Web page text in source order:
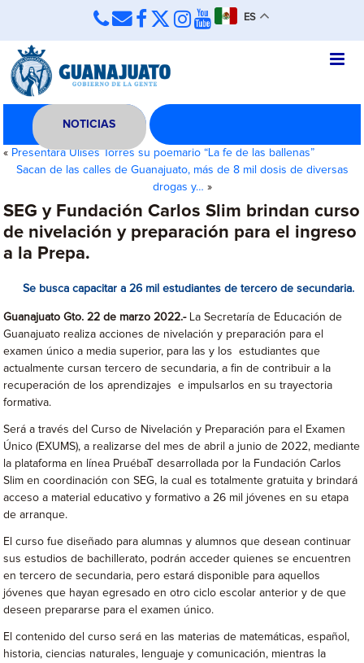
ES
NOTICIAS
« Presentará Ulises Torres su poemario “La fe de las ballenas”
Sacan de las calles de Guanajuato, más de 8 mil dosis de diversas
drogas y… »
SEG y Fundación Carlos Slim brindan curso
de nivelación y preparación para el ingreso
a la Prepa.
Se busca capacitar a 26 mil estudiantes de tercero de secundaria.
Guanajuato Gto. 22 de marzo 2022.-La Secretaría de Educación de
Guanajuato realiza acciones de nivelación y preparación para el
examen único a media superior, para las y los estudiantes que
actualmente cursan tercero de secundaria, a fin de contribuir a la
recuperación de los aprendizajes e impulsarlos en su trayectoria
formativa.
Será a través del Curso de Nivelación y Preparación para el Examen
Único (EXUMS), a realizarse del mes de abril a junio de 2022, mediante
la plataforma en línea PruébaT desarrollada por la Fundación Carlos
Slim en coordinación con SEG, la cual es totalmente gratuita y brindará
acceso a material educativo y formativo a 26 mil jóvenes en su etapa
de arranque.
El curso fue diseñado para alumnas y alumnos que desean continuar
sus estudios de bachillerato, podrán acceder quienes se encuentren
en tercero de secundaria, pero estará disponible para aquellos
jóvenes que hayan egresado en otro ciclo escolar anterior y de que
deseen prepararse para el examen único.
El contenido del curso será en las materias de matemáticas, español,
historia, ciencias naturales, lenguaje y comunicación, mientras la